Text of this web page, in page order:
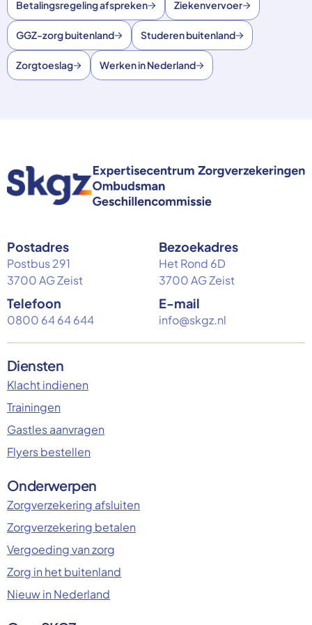
Betalingsregeling afspreken Ziekenvervoer
GGZ-zorg buitenland Studeren buitenland
Zorgtoeslag Werken in Nederland
Postadres
Postbus 291
3700 AG Zeist
Bezoekadres
Het Rond 6D
3700 AG Zeist
Telefoon
0800 64 64 644
E-mail
info@skgz.nl
Diensten
Klacht indienen
Trainingen
Gastles aanvragen
Flyers bestellen
Onderwerpen
Zorgverzekering afsluiten
Zorgverzekering betalen
Vergoeding van zorg
Zorg in het buitenland
Nieuw in Nederland